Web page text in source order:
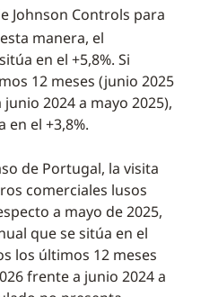
Johnson Controls para
manera, el
en el +5,8%. Si
12 meses (junio 2025
2024 a mayo 2025),
en el +3,8%.
de Portugal, la visita
comerciales lusos
a mayo de 2025,
que se sitúa en el
los últimos 12 meses
frente a junio 2024 a